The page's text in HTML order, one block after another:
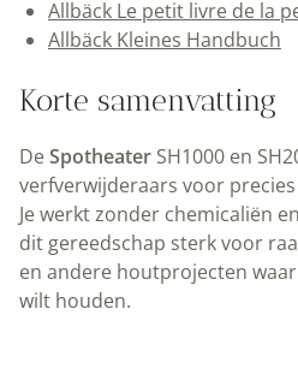
Allbäck Le petit livre de la
Allbäck Kleines Handbuch
Korte samenvatting
DeSpotheater SH1000 en
verfverwijderaars voor
Je werkt zonder chemicaliën
dit gereedschap sterk voor
en andere houtprojecten
wilt houden.